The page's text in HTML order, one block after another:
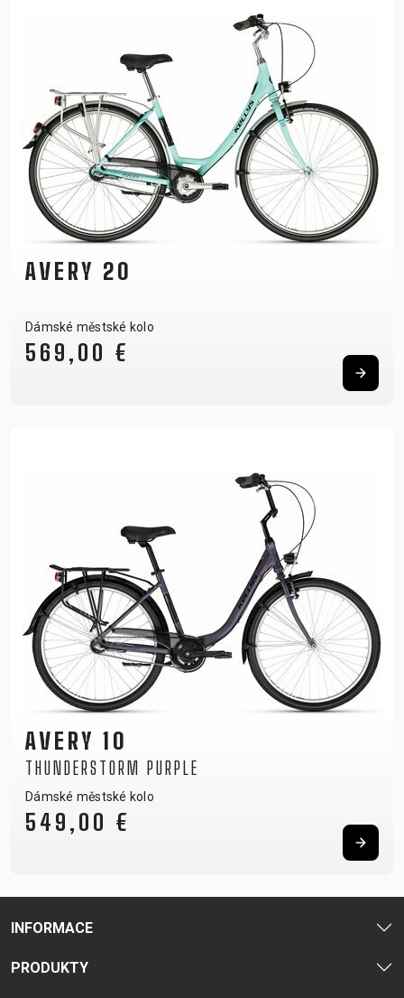
AVERY 20
Dámské městské kolo
569,00 €
AVERY 10
THUNDERSTORM PURPLE
Dámské městské kolo
549,00 €
INFORMACE
PRODUKTY